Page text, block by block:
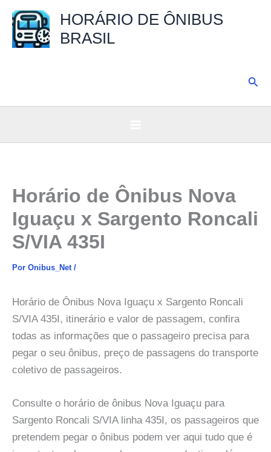
para
HORÁRIO DE ÔNIBUS
BRASIL
Horário de Ônibus Nova
Iguaçu x Sargento Roncali
S/VIA 435I
Por Onibus_Net /
Horário de Ônibus Nova Iguaçu x Sargento Roncali
S/VIA 435I, itinerário e valor de passagem, confira
todas as informações que o passageiro precisa para
pegar o seu ônibus, preço de passagens do transporte
coletivo de passageiros.
Consulte o horário de ônibus Nova Iguaçu para
Sargento Roncali S/VIA linha 435I, os passageiros que
pretendem pegar o ônibus podem ver aqui tudo que é